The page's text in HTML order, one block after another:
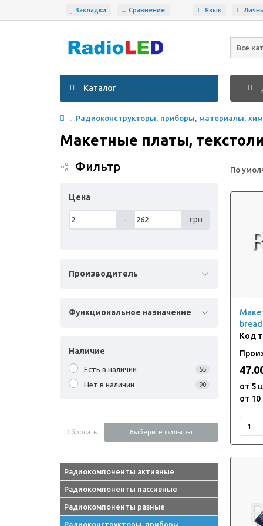
Закладки Сравнение Язык
Все
Каталог
Радиоконструкторы, приборы, материалы,
Макетные платы,
Фильтр
Цена
- грн
Производитель
Функциональное назначение
Наличие
Есть в наличии 55
Нет в наличии 90
Сбросить Выберите фильтры
Радиокомпоненты активные
Диод
Диодные мосты, модули
Компоненты активные exUSSR
Радиокомпоненты пассивные
Варисторы
Индуктивности
Радиокомпоненты разные
Акустика
Радиоконструкторы, приборы,
По
от 5
от